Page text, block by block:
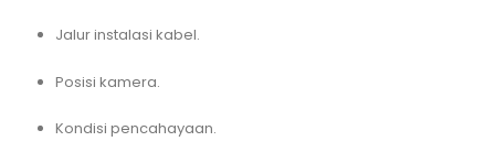
Jalur instalasi kabel.
Posisi kamera.
Kondisi pencahayaan.